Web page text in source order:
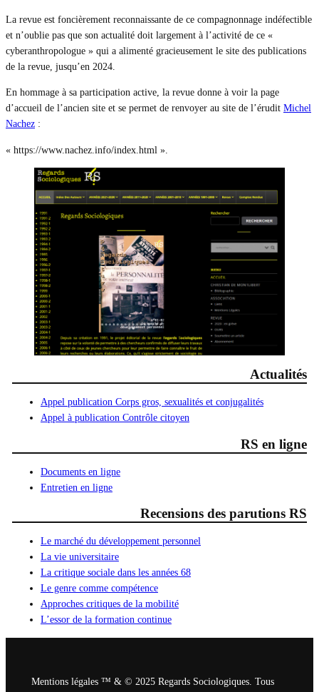
La revue est foncièrement reconnaissante de ce compagnonnage indéfectible
et n’oublie pas que son actualité doit largement à l’activité de ce «
cyberanthropologue » qui a alimenté gracieusement le site des publications
de la revue, jusqu’en 2024.
En hommage à sa participation active, la revue donne à voir la page
d’accueil de l’ancien site et se permet de renvoyer au site de l’érudit Michel
Nachez :
« https://www.nachez.info/index.html ».
Actualités
Appel publication Corps gros, sexualités et conjugalités
Appel à publication Contrôle citoyen
RS en ligne
Documents en ligne
Entretien en ligne
Recensions des parutions RS
Le marché du développement personnel
La vie universitaire
La critique sociale dans les années 68
Le genre comme compétence
Approches critiques de la mobilité
L’essor de la formation continue
Mentions légales ™ & © 2025 Regards Sociologiques. Tous